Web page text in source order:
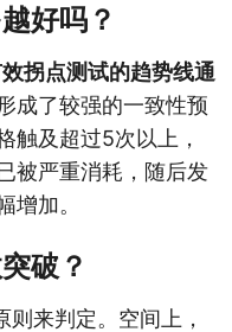
好吗？
拐点测试的趋势线通
成了较强的一致性预
触及超过5次以上，
被严重消耗，随后发
增加。
破？
则来判定。空间上，